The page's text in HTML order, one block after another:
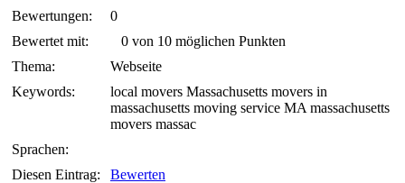
Bewertungen:
0
Bewertet mit:
0 von 10 möglichen Punkten
Thema:
Webseite
Keywords:
local movers Massachusetts movers in
massachusetts moving service MA massachusetts
movers massac
Sprachen:
Diesen Eintrag:
Bewerten